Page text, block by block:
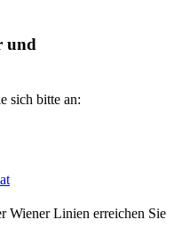
und
sich bitte an:
Wiener Linien erreichen Sie